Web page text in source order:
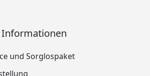
und Sorglospaket